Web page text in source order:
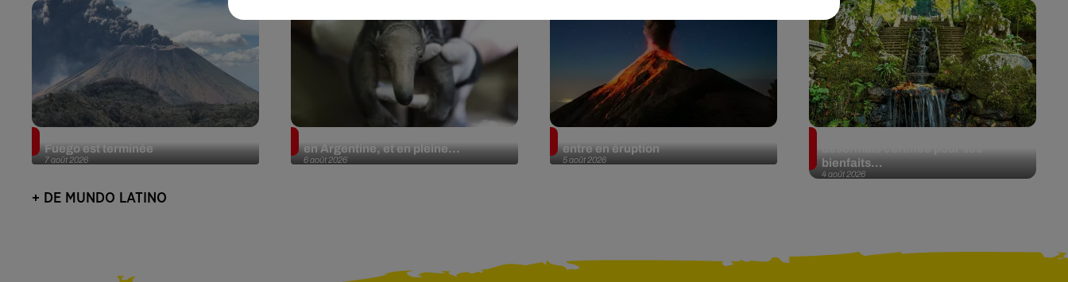
7 août 2026
Fuego est terminée
6 août 2026
en Argentine, et en pleine...
5 août 2026
entre en éruption
4 août 2026
bienfaits...
+ DE MUNDO LATINO